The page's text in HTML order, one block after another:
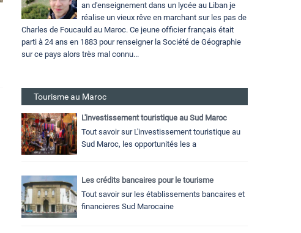
an d'enseignement dans un lycée au Liban je
réalise un vieux rêve en marchant sur les pas de
Charles de Foucauld au Maroc. Ce jeune officier français était
parti à 24 ans en 1883 pour renseigner la Société de Géographie
sur ce pays alors très mal connu...
Tourisme au Maroc
L'investissement touristique au Sud Maroc
Tout savoir sur L'investissement touristique au
Sud Maroc, les opportunités les a
Les crédits bancaires pour le tourisme
Tout savoir sur les établissements bancaires et
financieres Sud Marocaine